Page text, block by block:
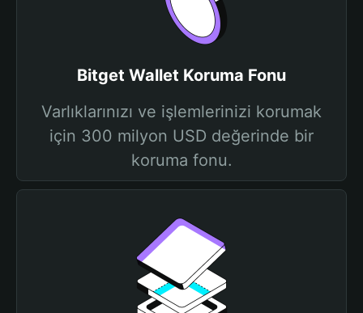
Bitget Wallet Koruma Fonu
Varlıklarınızı ve işlemlerinizi korumak
için 300 milyon USD değerinde bir
koruma fonu.